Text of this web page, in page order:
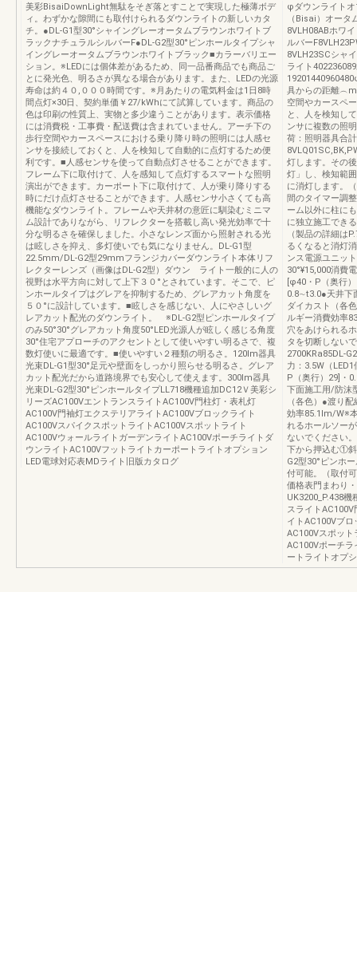
美彩BisaiDownLight無駄をそぎ落とすことで実現した極薄ボデ
ィ。わずかな隙間にも取付けられるダウンライトの新しいカタ
チ。●DL-G1型30°シャイングレーオータムブラウンホワイトブ
ラックナチュラルシルバーF●DL-G2型30°ピンホールタイプシャ
イングレーオータムブラウンホワイトブラック■カラーバリエー
ション。※LEDには個体差があるため、同一品番商品でも商品ご
とに発光色、明るさが異なる場合があります。また、LEDの光源
寿命は約４０,０００時間です。※月あたりの電気料金は1日8時
間点灯×30日、契約単価￥27/kWhにて試算しています。商品の
色は印刷の性質上、実物と多少違うことがあります。表示価格
には消費税・工事費・配送費は含まれていません。アーチ下の
歩行空間やカースペースにおける乗り降り時の照明には人感セ
ンサを接続しておくと、人を検知して自動的に点灯するため便
利です。■人感センサを使って自動点灯させることができます。
フレーム下に取付けて、人を感知して点灯するスマートな照明
演出ができます。カーポート下に取付けて、人が乗り降りする
時にだけ点灯させることができます。人感センサ小さくても高
機能なダウンライト。フレームや天井材の意匠に馴染むミニマ
ム設計でありながら、リフレクターを搭載し高い発光効率で十
分な明るさを確保しました。小さなレンズ面から照射される光
は眩しさを抑え、多灯使いでも気になりません。DL-G1型
22.5mm/DL-G2型29mmフランジカバーダウンライト本体リフ
レクターレンズ（画像はDL-G2型）ダウン ライト一般的に人の
視野は水平方向に対して上下３０°とされています。そこで、ピ
ンホールタイプはグレアを抑制するため、グレアカット角度を
５０°に設計しています。■眩しさを感じない、人にやさしいグ
レアカット配光のダウンライト。 ※DL-G2型ピンホールタイプ
のみ50°30°グレアカット角度50°LED光源人が眩しく感じる角度
30°住宅アプローチのアクセントとして使いやすい明るさで、複
数灯使いに最適です。■使いやすい２種類の明るさ。120lm器具
光束DL-G1型30°足元や壁面をしっかり照らせる明るさ。グレア
カット配光だから道路境界でも安心して使えます。300lm器具
光束DL-G2型30°ピンホールタイプLL718機種追加DC12Ｖ美彩シ
リーズAC100VエントランスライトAC100V門柱灯・表札灯
AC100V門袖灯エクステリアライトAC100Vブロックライト
AC100VスパイクスポットライトAC100Vスポットライト
AC100VウォールライトガーデンライトAC100Vポーチライトダ
ウンライトAC100Vフットライトカーポートライトオプション
LED電球対応表MDライト旧版カタログ
φダウンライトオ
（Bisai）オータ
8VLH08ABホワ
ルバー
8VLH23SCシャ
ライト
具からの距離
空間やカースペ
と、人を検知し
ンサに複数の照
荷：照明器具合
灯します。その
灯」し、検知範
に消灯します。
間のタイマー調
ーム以外に柱に
に独立施工でき
（製品の詳細は
るくなると消灯
ンス電源ユニッ
30°¥15,000消費
[φ40・P（奥行
0.8∼t3.0●天井下
ダイカスト（各
ルギー消費効率
穴をあけられる
タを切断しない
2700KRa85DL-
力：3.5W（
P（奥行）29]・
下面施工用/防沫
（各色）●渡り
効率85.1lm/W※
れるホールソー
ないでください
下から押込む①
G2型30°ピンホ
付可能。（取付
価格表門まわり
UK3200_P.438
スライト
イトAC100Vブ
AC100Vスポッ
AC100Vポーチ
ートライトオプ